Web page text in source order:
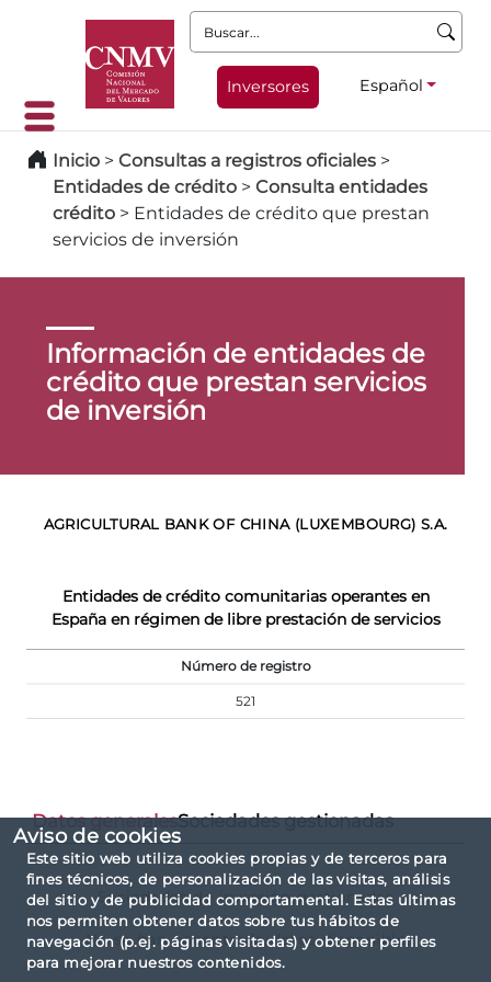
Aviso de cookies
Este sitio web utiliza cookies propias y de terceros para
fines técnicos, de personalización de las visitas, análisis
del sitio y de publicidad comportamental. Estas últimas
nos permiten obtener datos sobre tus hábitos de
navegación (p.ej. páginas visitadas) y obtener perfiles
para mejorar nuestros contenidos.
Buscar:
Inversores Español
Inicio > Consultas a registros oficiales >
Entidades de crédito > Consulta entidades
crédito > Entidades de crédito que prestan
servicios de inversión
Información de entidades de
crédito que prestan servicios
de inversión
AGRICULTURAL BANK OF CHINA (LUXEMBOURG) S.A.
Entidades de crédito comunitarias operantes en
España en régimen de libre prestación de servicios
Número de registro
521
Datos generalesSociedades gestionadas
Sociedades de inversión gestionadas
No se han encontrado datos disponibles